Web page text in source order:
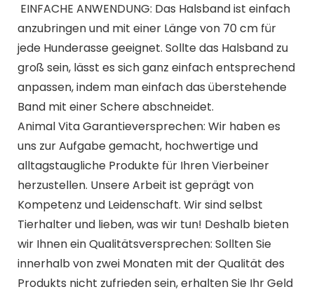
️ EINFACHE ANWENDUNG: Das Halsband ist einfach
anzubringen und mit einer Länge von 70 cm für
jede Hunderasse geeignet. Sollte das Halsband zu
groß sein, lässt es sich ganz einfach entsprechend
anpassen, indem man einfach das überstehende
Band mit einer Schere abschneidet.
Animal Vita Garantieversprechen: Wir haben es
uns zur Aufgabe gemacht, hochwertige und
alltagstaugliche Produkte für Ihren Vierbeiner
herzustellen. Unsere Arbeit ist geprägt von
Kompetenz und Leidenschaft. Wir sind selbst
Tierhalter und lieben, was wir tun! Deshalb bieten
wir Ihnen ein Qualitätsversprechen: Sollten Sie
innerhalb von zwei Monaten mit der Qualität des
Produkts nicht zufrieden sein, erhalten Sie Ihr Geld